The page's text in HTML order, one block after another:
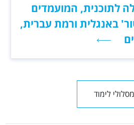
לתוכנית, המועמדים
באנגלית ורמת עברית,
מסלולי לימוד